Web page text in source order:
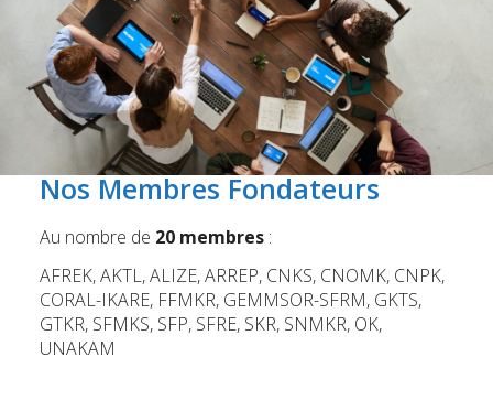
Nos Membres Fondateurs
Au nombre de 20 membres:
AFREK, AKTL, ALIZE, ARREP, CNKS, CNOMK, CNPK,
CORAL-IKARE, FFMKR, GEMMSOR-SFRM, GKTS,
GTKR, SFMKS, SFP, SFRE, SKR, SNMKR, OK,
UNAKAM